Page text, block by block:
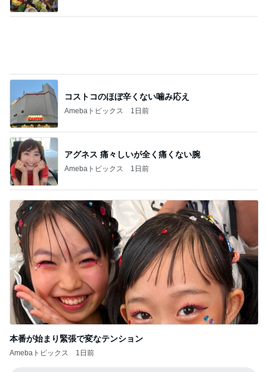
アグネス 痛々しいが全く痛くない腕
Amebaトピックス 1日前
本番が始まり緊張で変なテンション
Amebaトピックス 1日前
記事を読む